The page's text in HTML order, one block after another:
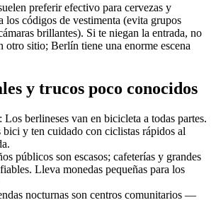
preferir efectivo para cervezas y
los códigos de vestimenta (evita grupos
brillantes). Si te niegan la entrada, no
sitio; Berlín tiene una enorme escena
y trucos poco conocidos
berlineses van en bicicleta a todas partes.
bici y ten cuidado con ciclistas rápidos al
públicos son escasos; cafeterías y grandes
Lleva monedas pequeñas para los
nocturnas son centros comunitarios —